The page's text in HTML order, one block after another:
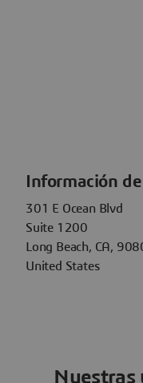
Información
301 E Ocean Blvd
Suite 1200
Long Beach, CA,
United States
Nuestras